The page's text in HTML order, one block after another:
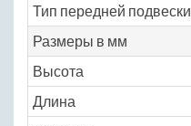
Тип передней подвески
Размеры в мм
Высота
Длина